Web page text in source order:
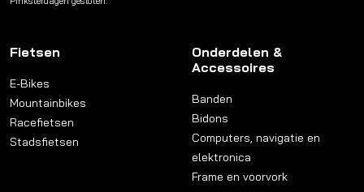
Fietsen
E-Bikes
Mountainbikes
Racefietsen
Stadsfietsen
Onderdelen &
Accessoires
Banden
Bidons
Computers, navigatie en
elektronica
Frame en voorvork